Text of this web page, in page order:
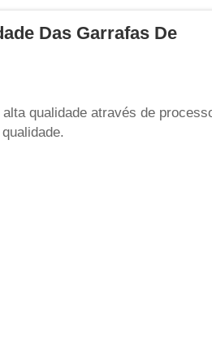
Das Garrafas De
qualidade através de